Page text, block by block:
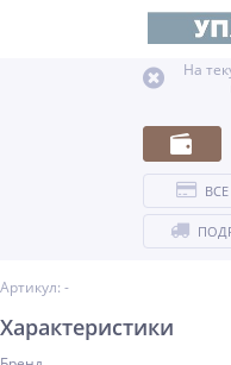
Артикул: -
На
Характеристики